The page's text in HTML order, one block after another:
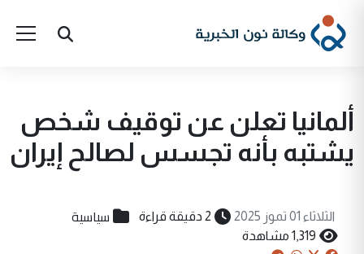
ألمانيا تعلن عن توقيف شخص
يشتبه بأنه تجسس لصالح إيران
الثلاثاء 01 تموز 2025 2 دقيقة قراءة سياسية
1,319 مشاهدة